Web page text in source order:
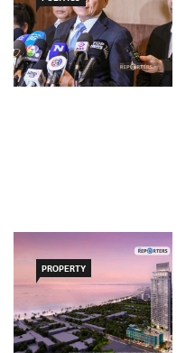
POLITICS
PROPERTY